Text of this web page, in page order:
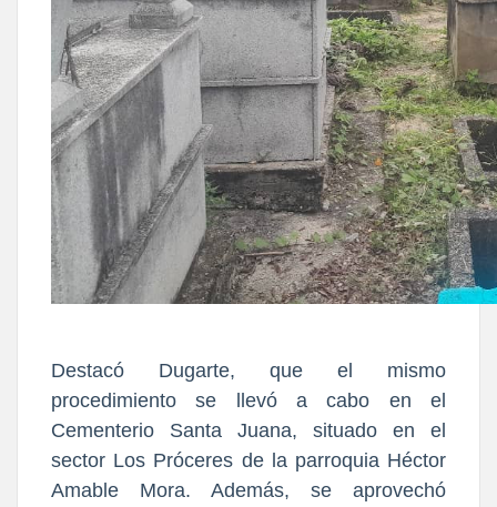
Destacó Dugarte, que el mismo
procedimiento se llevó a cabo en el
Cementerio Santa Juana, situado en el
sector Los Próceres de la parroquia Héctor
Amable Mora. Además, se aprovechó